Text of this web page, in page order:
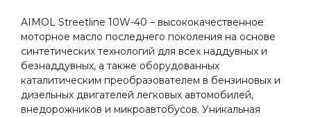
AIMOL Streetline 10W-40 – высококачественное
моторное масло последнего поколения на основе
синтетических технологий для всех наддувных и
безнаддувных, а также оборудованных
каталитическим преобразователем в бензиновых и
дизельных двигателей легковых автомобилей,
внедорожников и микроавтобусов. Уникальная